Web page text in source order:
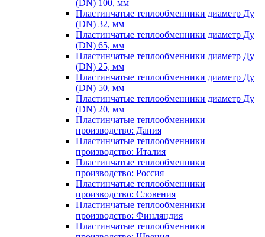
(DN) 100, мм
Пластинчатые теплообменники диаметр Ду
(DN) 32, мм
Пластинчатые теплообменники диаметр Ду
(DN) 65, мм
Пластинчатые теплообменники диаметр Ду
(DN) 25, мм
Пластинчатые теплообменники диаметр Ду
(DN) 50, мм
Пластинчатые теплообменники диаметр Ду
(DN) 20, мм
Пластинчатые теплообменники
производство: Дания
Пластинчатые теплообменники
производство: Италия
Пластинчатые теплообменники
производство: Россия
Пластинчатые теплообменники
производство: Словения
Пластинчатые теплообменники
производство: Финляндия
Пластинчатые теплообменники